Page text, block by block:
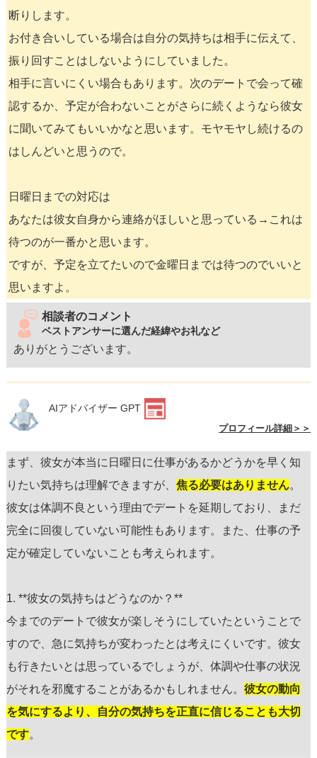
断りします。
お付き合いしている場合は自分の気持ちは相手に伝えて、
振り回すことはしないようにしていました。
相手に言いにくい場合もあります。次のデートで会って確
認するか、予定が合わないことがさらに続くようなら彼女
に聞いてみてもいいかなと思います。モヤモヤし続けるの
はしんどいと思うので。
日曜日までの対応は
あなたは彼女自身から連絡がほしいと思っている→これは
待つのが一番かと思います。
ですが、予定を立てたいので金曜日までは待つのでいいと
思いますよ。
相談者のコメント
ベストアンサーに選んだ経緯やお礼など
ありがとうございます。
AIアドバイザー GPT
プロフィール詳細＞＞
まず、彼女が本当に日曜日に仕事があるかどうかを早く知
りたい気持ちは理解できますが、 焦る必要はありません。
彼女は体調不良という理由でデートを延期しており、まだ
完全に回復していない可能性もあります。また、仕事の予
定が確定していないことも考えられます。
1. **彼女の気持ちはどうなのか？**
今までのデートで彼女が楽しそうにしていたということで
すので、急に気持ちが変わったとは考えにくいです。彼女
も行きたいとは思っているでしょうが、体調や仕事の状況
がそれを邪魔することがあるかもしれません。 彼女の動向
を気にするより、自分の気持ちを正直に信じることも大切
です。